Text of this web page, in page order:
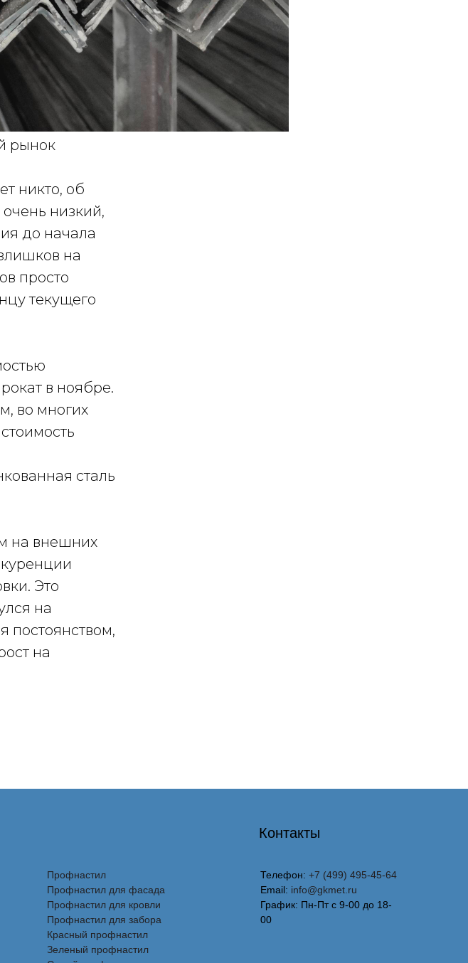
рынок
никто, об
низкий,
до начала
на
просто
текущего
в ноябре.
во многих
сталь
на внешних
Это
на
постоянством,
на
Профнастил
Профнастил для фасада
Профнастил для кровли
Профнастил для забора
Красный профнастил
Зеленый профнастил
Телефон: +7 (499) 495-45-64
Email: info@gkmet.ru
График: Пн-Пт с 9-00 до 18-
00
Контакты